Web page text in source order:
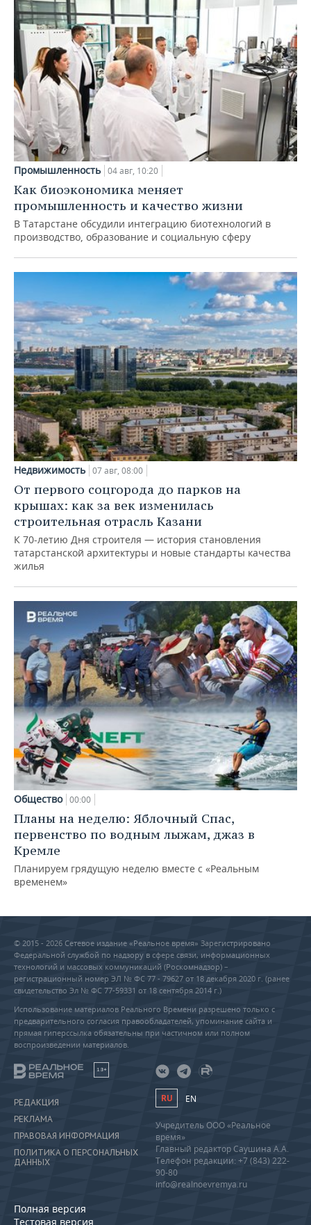
Промышленность 04 авг, 10:20
Как биоэкономика меняет
промышленность и качество жизни
В Татарстане обсудили интеграцию биотехнологий в
производство, образование и социальную сферу
Недвижимость 07 авг, 08:00
От первого соцгорода до парков на
крышах: как за век изменилась
строительная отрасль Казани
К 70-летию Дня строителя — история становления
татарстанской архитектуры и новые стандарты качества
жилья
Общество 00:00
Планы на неделю: Яблочный Спас,
первенство по водным лыжам, джаз в
Кремле
Планируем грядущую неделю вместе с «Реальным
временем»
© 2015 - 2026 Сетевое издание «Реальное время» Зарегистрировано
Федеральной службой по надзору в сфере связи, информационных
технологий и массовых коммуникаций (Роскомнадзор) –
регистрационный номер ЭЛ № ФС 77 - 79627 от 18 декабря 2020 г. (ранее
свидетельство Эл № ФС 77-59331 от 18 сентября 2014 г.)
Использование материалов Реального Времени разрешено только с
предварительного согласия правообладателей, упоминание сайта и
прямая гиперссылка обязательны при частичном или полном
воспроизведении материалов.
18+
РЕДАКЦИЯ
РЕКЛАМА
ПРАВОВАЯ ИНФОРМАЦИЯ
ПОЛИТИКА О ПЕРСОНАЛЬНЫХ
ДАННЫХ
Полная версия
Тестовая версия
RU EN
Учредитель ООО «Реальное
время»
Главный редактор Саушина А.А.
Телефон редакции: +7 (843) 222-
90-80
info@realnoevremya.ru